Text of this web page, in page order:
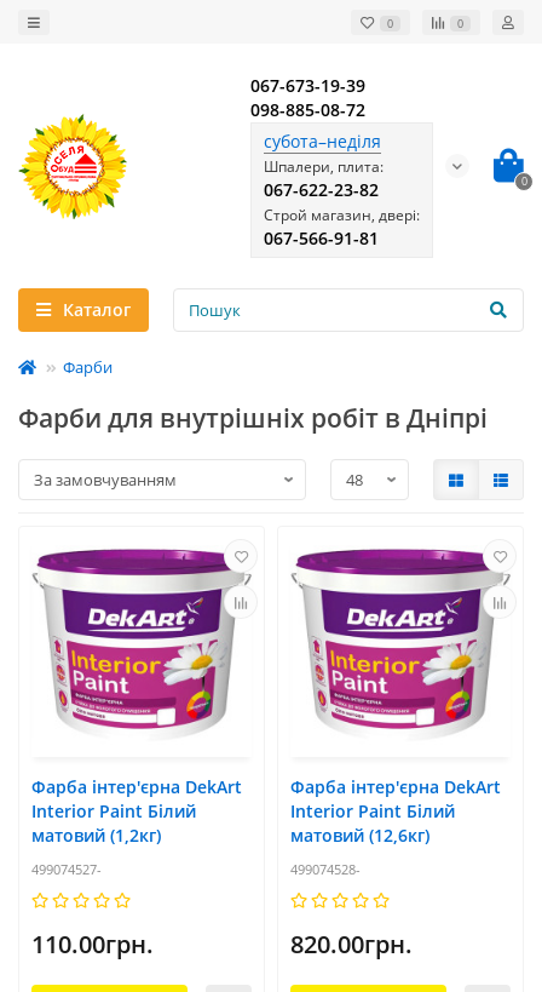
0 0
067-673-19-39
098-885-08-72
субота–неділя
Шпалери, плита:
067-622-23-82
Строй магазин, двері:
067-566-91-81
0
Каталог
Фарби
Фарби для внутрішніх робіт в Дніпрі
Фарба інтер'єрна DekArt
Interior Paint Білий
матовий (1,2кг)
499074527-
110.00грн.
Фарба інтер'єрна DekArt
Interior Paint Білий
матовий (12,6кг)
499074528-
820.00грн.